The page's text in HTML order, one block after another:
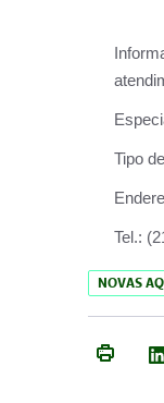
Tipo
Tel.:
NOVAS